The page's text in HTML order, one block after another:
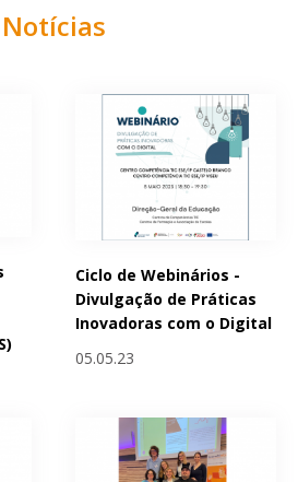
Notícias
Ciclo de Webinários -
Divulgação de Práticas
Inovadoras com o Digital
05.05.23